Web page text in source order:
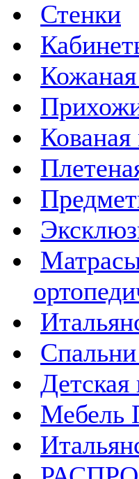
Стенки
Кованая
Детская